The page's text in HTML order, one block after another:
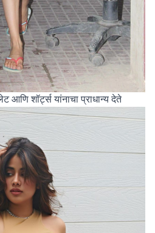
आणि शॉर्ट्स यांनाचा प्राधान्य देते